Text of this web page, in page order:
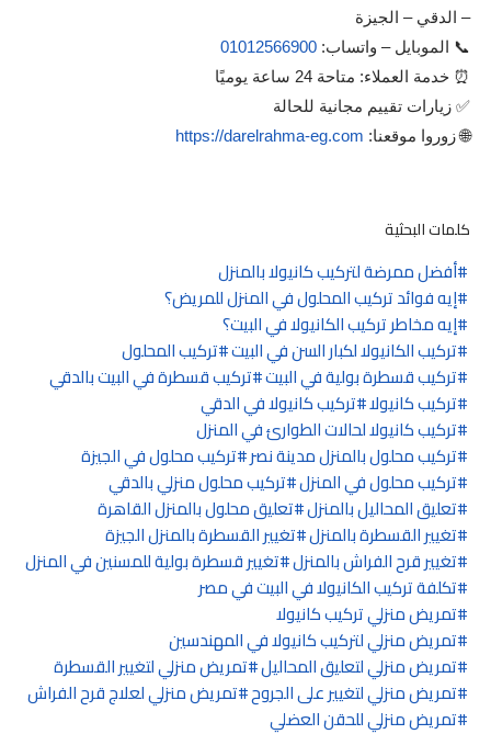
– الدقي – الجيزة
📞 الموبايل – واتساب: 01012566900
⏰ خدمة العملاء: متاحة 24 ساعة يوميًا
✅ زيارات تقييم مجانية للحالة
🌐 زوروا موقعنا: https://darelrahma-eg.com
كلمات البحثية
أفضل ممرضة لتركيب كانيولا بالمنزل
إيه فوائد تركيب المحلول في المنزل للمريض؟
إيه مخاطر تركيب الكانيولا في البيت؟
تركيب الكانيولا لكبار السن في البيت تركيب المحلول
تركيب قسطرة بولية في البيت تركيب قسطرة في البيت بالدقي
تركيب كانيولا تركيب كانيولا في الدقي
تركيب كانيولا لحالات الطوارئ في المنزل
تركيب محلول بالمنزل مدينة نصر تركيب محلول في الجيزة
تركيب محلول في المنزل تركيب محلول منزلي بالدقي
تعليق المحاليل بالمنزل تعليق محلول بالمنزل القاهرة
تغيير القسطرة بالمنزل تغيير القسطرة بالمنزل الجيزة
تغيير قرح الفراش بالمنزل تغيير قسطرة بولية للمسنين في المنزل
تكلفة تركيب الكانيولا في البيت في مصر
تمريض منزلي تركيب كانيولا
تمريض منزلي لتركيب كانيولا في المهندسين
تمريض منزلي لتعليق المحاليل تمريض منزلي لتغيير القسطرة
تمريض منزلي لتغيير على الجروح تمريض منزلي لعلاج قرح الفراش
تمريض منزلي للحقن العضلي